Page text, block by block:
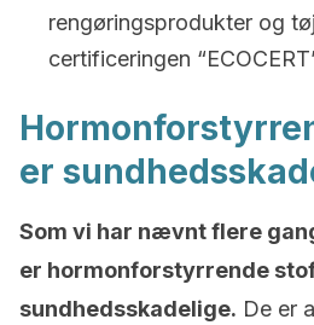
rengøringsprodukter og
certificeringen
er
Som vi har nævnt flere
er hormonforstyrrende
sundhedsskadelige. De er